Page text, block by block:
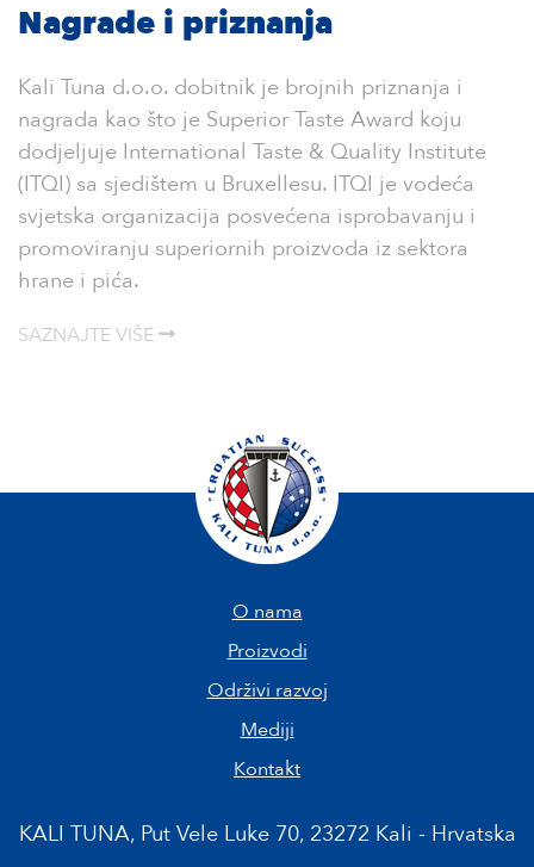
Nagrade i priznanja
Kali Tuna d.o.o. dobitnik je brojnih priznanja i
nagrada kao što je Superior Taste Award koju
dodjeljuje International Taste & Quality Institute
(ITQI) sa sjedištem u Bruxellesu. ITQI je vodeća
svjetska organizacija posvećena isprobavanju i
promoviranju superiornih proizvoda iz sektora
hrane i pića.
SAZNAJTE VIŠE
O nama
Proizvodi
Održivi razvoj
Mediji
Kontakt
KALI TUNA, Put Vele Luke 70, 23272 Kali - Hrvatska